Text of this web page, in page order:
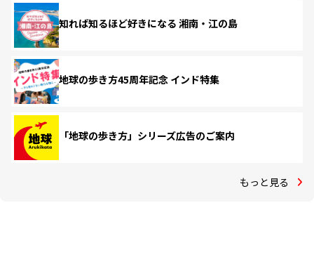
知れば知るほど好きになる 湘南・江の島
地球の歩き方45周年記念 インド特集
「地球の歩き方」シリーズ広告のご案内
もっと見る